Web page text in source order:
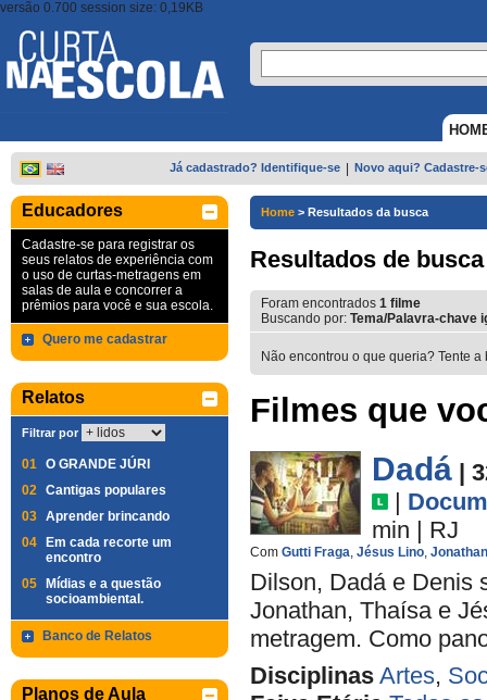
versão 0.700 session size: 0,19KB
Já cadastrado? Identifique-se Novo aqui? Cadastre-
Educadores
Cadastre-se para registrar os
seus relatos de experiência com
o uso de curtas-metragens em
salas de aula e concorrer a
prêmios para você e sua escola.
Quero me cadastrar
Relatos
Filtrar por
01 O GRANDE JÚRI
02 Cantigas populares
03 Aprender brincando
04
Em cada recorte um
encontro
05
Mídias e a questão
socioambiental.
Banco de Relatos
Planos de Aula
Home > Resultados da busca
Resultados de busca
Foram encontrados 1 filme
Buscando por: Tema/Palavra-chave
Não encontrou o que queria? Tente
Filmes que
Dadá |
|
min | RJ
Com Gutti Fraga, Jésus Lino,
Dilson, Dadá e Denis
Jonathan, Thaísa e
metragem. Como
Disciplinas Artes,